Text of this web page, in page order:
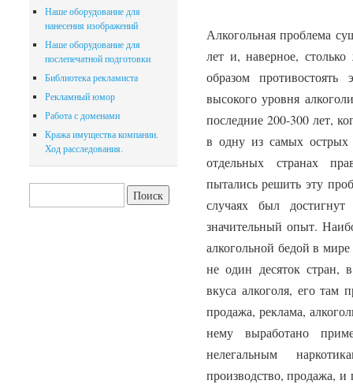
Алкогольная проблема
лет и, наверное,
образом
высокого уровня
последние 200-300 лет,
в одну из самых
отдельных странах
пытались решить эту
случаях был достигнут
значительный опыт.
алкогольной бедой в
не один десяток стран,
вкуса алкоголя, его там
продажа, реклама,
нему выработано
нелегальным
производство, продажа, и
Наше оборудование для
нанесения изображений
Наше оборудование для
послепечатной подготовки
Библиотека рекламиста
Рекламный юмор
Работа с доменами
Кража имущества компании.
Ход расследования.